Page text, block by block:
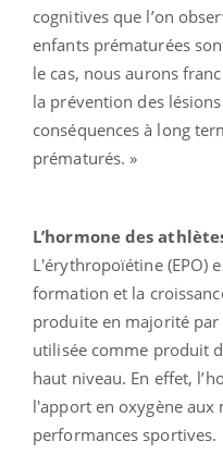
cognitives que l’on
enfants prématurées
le cas, nous aurons
la prévention des
conséquences à long
prématurés. »
L’hormone des
L'érythropoïétine (EPO)
formation et la
produite en majorité par
utilisée comme produit
haut niveau. En effet,
l'apport en oxygène aux
performances sportives.